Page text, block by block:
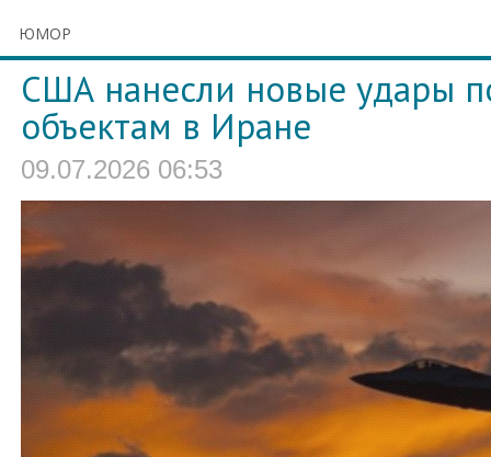
ЮМОР
США нанесли новые удары
объектам в Иране
09.07.2026 06:53